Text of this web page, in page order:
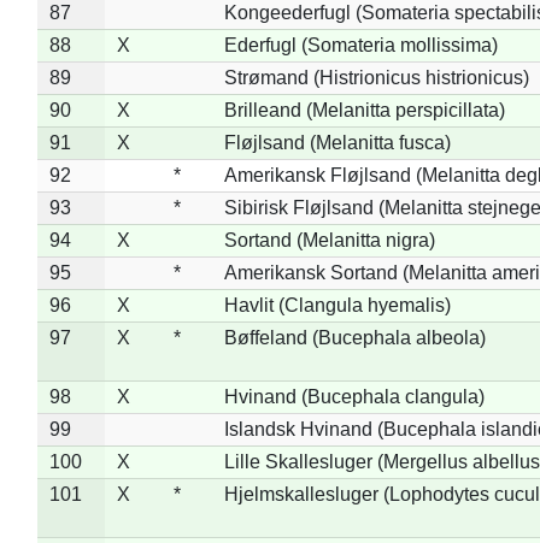
87
Kongeederfugl (Somateria
88
X
Ederfugl (Somateria mollissima)
89
Strømand (Histrionicus histrionicus)
90
X
Brilleand (Melanitta perspicillata)
91
X
Fløjlsand (Melanitta fusca)
92
*
Amerikansk Fløjlsand (Melanitta
93
*
Sibirisk Fløjlsand (Melanitta
94
X
Sortand (Melanitta nigra)
95
*
Amerikansk Sortand (Melanitta
96
X
Havlit (Clangula hyemalis)
97
X * Bøffeland (Bucephala albeola)
98 X
Hvinand (Bucephala clangula)
99
Islandsk Hvinand (Bucephala
100
X
Lille Skallesluger (Mergellus
101
X * Hjelmskallesluger (Lophodytes